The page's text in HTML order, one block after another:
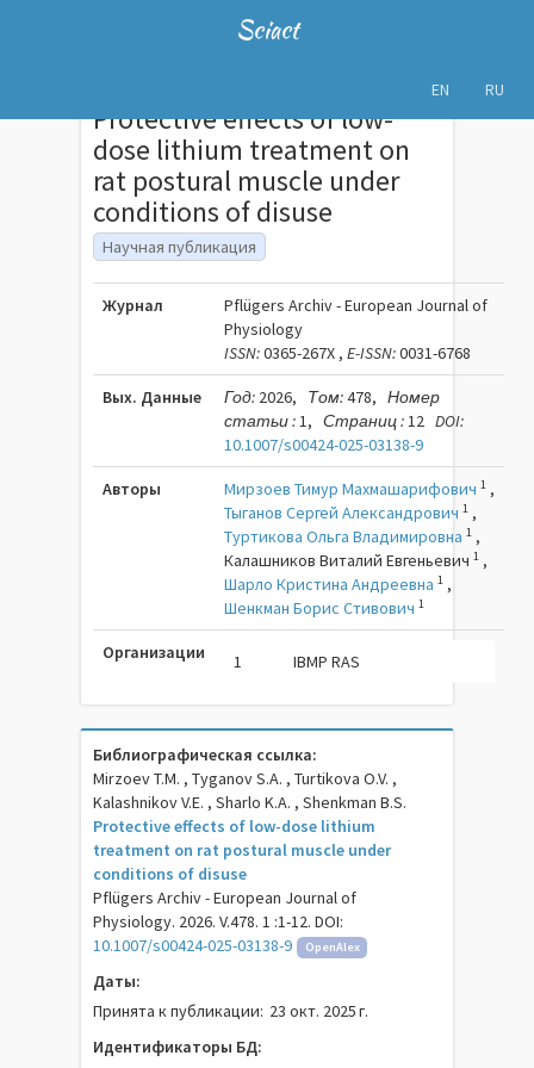
Sciact
EN RU
Protective effects of low-
dose lithium treatment on
rat postural muscle under
conditions of disuse
Научная публикация
Журнал
Pflügers Archiv - European Journal of
Physiology
ISSN:0365-267X ,E-ISSN:0031-6768
Вых. Данные Год: 2026, Том:478, Номер
статьи :1, Страниц :12 DOI:
10.1007/s00424-025-03138-9
Авторы Мирзоев Тимур Махмашарифович 1 ,
Тыганов Сергей Александрович 1 ,
Туртикова Ольга Владимировна 1 ,
Калашников Виталий Евгеньевич1 ,
Шарло Кристина Андреевна 1 ,
Шенкман Борис Стивович 1
Организации 1 IBMP RAS
Библиографическая ссылка:
Mirzoev T.M. , Tyganov S.A. , Turtikova O.V. ,
Kalashnikov V.E. , Sharlo K.A. , Shenkman B.S.
Protective effects of low-dose lithium
treatment on rat postural muscle under
conditions of disuse
Pflügers Archiv - European Journal of
Physiology. 2026. V.478. 1 :1-12. DOI:
10.1007/s00424-025-03138-9
OpenAlex
Даты:
Принята к публикации: 23 окт. 2025 г.
Идентификаторы БД: